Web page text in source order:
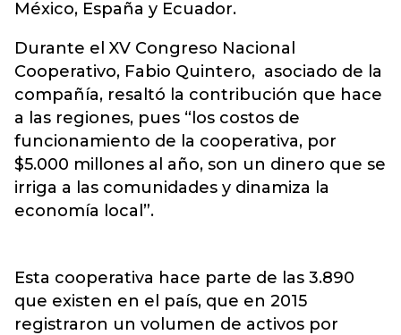
México, España y Ecuador.
Durante el XV Congreso Nacional
Cooperativo, Fabio Quintero, asociado de la
compañía, resaltó la contribución que hace
a las regiones, pues “los costos de
funcionamiento de la cooperativa, por
$5.000 millones al año, son un dinero que se
irriga a las comunidades y dinamiza la
economía local”.
Esta cooperativa hace parte de las 3.890
que existen en el país, que en 2015
registraron un volumen de activos por